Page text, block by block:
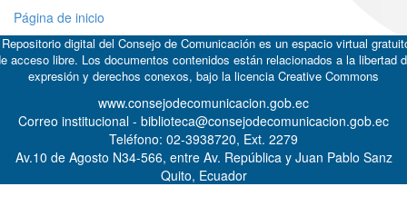
Página de inicio
digital del Consejo de Comunicación es un espacio virtual
acceso libre. Los documentos contenidos están relacionados a la libertad
expresión y derechos conexos, bajo la licencia Creative Commons
www.consejodecomunicacion.gob.ec
Correo institucional - biblioteca@consejodecomunicacion.gob.ec
Teléfono: 02-3938720, Ext. 2279
Av.10 de Agosto N34-566, entre Av. República y Juan Pablo Sanz
Quito, Ecuador